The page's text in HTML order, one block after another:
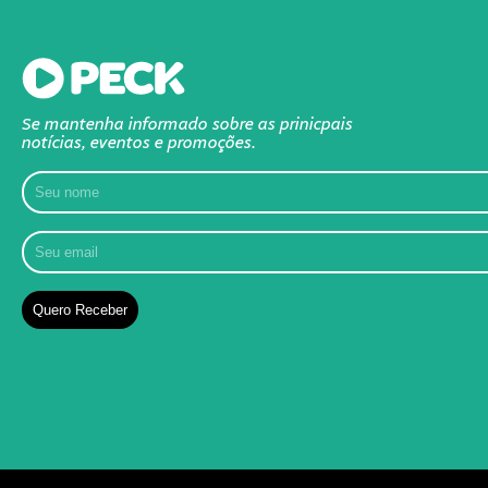
Se mantenha informado sobre as prinicpais
notícias, eventos e promoções.